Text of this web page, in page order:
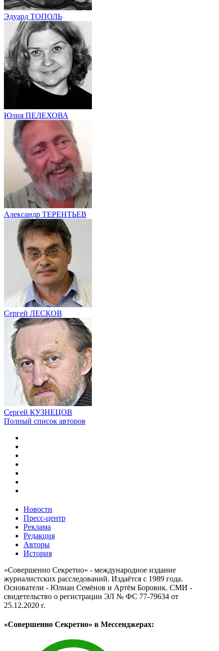
Эдуард ТОПОЛЬ
Юлия ПЕЛЕХОВА
Александр ТЕРЕНТЬЕВ
Сергей ЛЕСКОВ
Сергей КУЗНЕЦОВ
Полный список авторов
Новости
Пресс-центр
Реклама
Редакция
Авторы
История
«Совершенно Секретно» - международное издание
журналистских расследований. Издаётся с 1989 года.
Основатели - Юлиан Семёнов и Артём Боровик. CМИ -
свидетельство о регистрации ЭЛ № ФС 77-79634 от
25.12.2020 г.
«Совершенно Секретно» в Мессенджерах: